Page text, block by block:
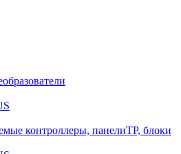
контроллеры, панелиTP, блоки